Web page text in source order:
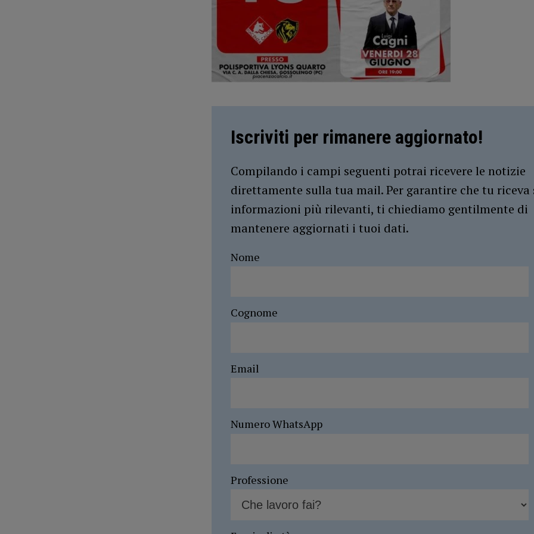
Iscriviti per rimanere aggiornato!
Compilando i campi seguenti potrai ricevere le notizie
direttamente sulla tua mail. Per garantire che tu riceva
informazioni più rilevanti, ti chiediamo gentilmente di
mantenere aggiornati i tuoi dati.
Nome
Cognome
Email
Numero WhatsApp
Professione